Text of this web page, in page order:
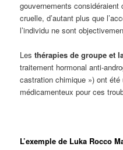
gouvernements
cruelle, d’autant plus que
l’individu ne sont
Lesthérapies de groupe et
traitement hormonal anti-
castration chimique ») ont
médicamenteux pour ces
L’exemple de Luka Rocco